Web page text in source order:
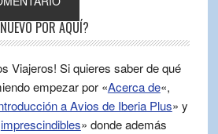
POR AQUÍ?
Viajeros! Si quieres saber de qué
empezar por «Acerca de«,
a Avios de Iberia Plus» y
imprescindibles» donde además